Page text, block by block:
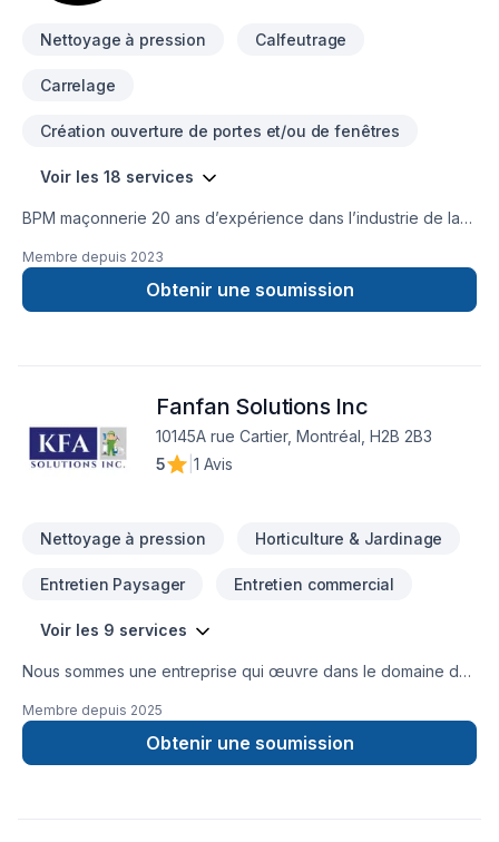
Nettoyage à pression Calfeutrage
Carrelage
Création ouverture de portes et/ou de fenêtres
Voir les 18 services
BPM maçonnerie 20 ans d’expérience dans l’industrie de la
besoins en matière de maçonnerie ,que ce soit un projet de
construction neuve, agrandissement, restauration d’un vieux
bâtiment, entretien général, expertise, sécurisation de
Membre depuis 2023
Obtenir une soumission
Fanfan Solutions Inc
10145A rue Cartier, Montréal, H2B 2B3
5
1 Avis
Nettoyage à pression Horticulture & Jardinage
Entretien Paysager Entretien commercial
Voir les 9 services
Nous sommes une entreprise qui œuvre dans le domaine de
ménager, les réparations mineures , le décapage et le
récurage, le relustrage, le polissage et le cirage des
planchers,’ CV
Membre depuis 2025
Obtenir une soumission